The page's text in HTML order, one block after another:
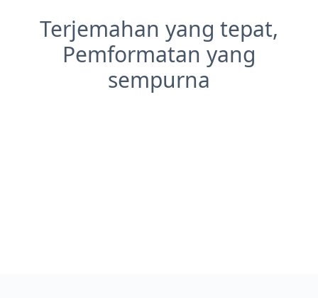
Terjemahan yang tepat,
Pemformatan yang
sempurna